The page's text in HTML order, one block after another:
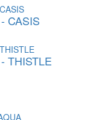
CASIS
THISTLE